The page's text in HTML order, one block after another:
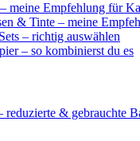
meine Empfehlung für
& Tinte – meine
– richtig auswählen
– so kombinierst du es
reduzierte & gebrauchte